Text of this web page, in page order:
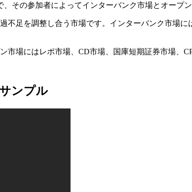
その参加者によってインターバンク市場とオープン
不足を調整し合う市場です。インターバンク市場
場にはレポ市場、CD市場、国庫短期証券市場、
ンプル